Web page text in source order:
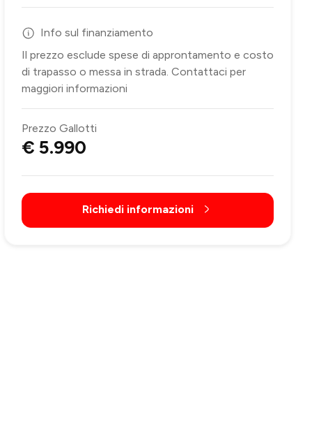
Info sul finanziamento
Il prezzo esclude spese di approntamento e costo
di trapasso o messa in strada. Contattaci per
maggiori informazioni
Prezzo Gallotti
€ 5.990
Richiedi informazioni